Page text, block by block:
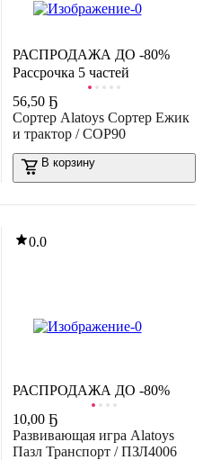
World Книга игра Насекомые
Рассрочка 5 частей
РАСПРОДАЖА ДО -80%
56,50 Ҕ
Сортер Alatoys Сортер Ежик
и трактор / СОР90
В корзину
0.0
РАСПРОДАЖА ДО -80%
10,00 Ҕ
Развивающая игра Alatoys
Пазл Транспорт / ПЗЛ4006